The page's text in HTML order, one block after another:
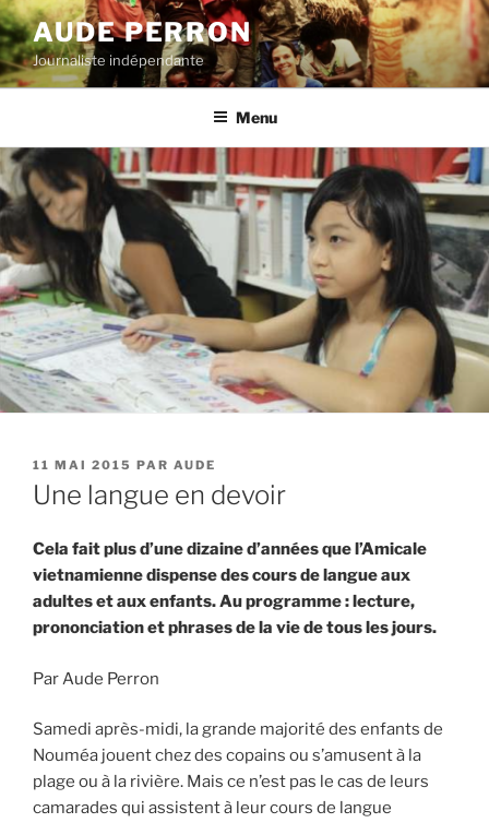
Aller
au
contenu
principal
AUDE PERRON
Journaliste indépendante
Menu
PUBLIÉ
LE
11 MAI 2015 PAR AUDE
Une langue en devoir
Cela fait plus d’une dizaine d’années que l’Amicale
vietnamienne dispense des cours de langue aux
adultes et aux enfants. Au programme : lecture,
prononciation et phrases de la vie de tous les jours.
Par Aude Perron
Samedi après-midi, la grande majorité des enfants de
Nouméa jouent chez des copains ou s’amusent à la
plage ou à la rivière. Mais ce n’est pas le cas de leurs
camarades qui assistent à leur cours de langue